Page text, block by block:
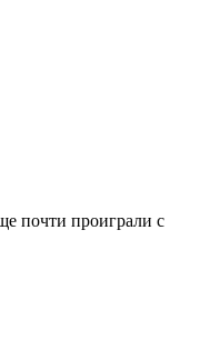
почти проиграли с